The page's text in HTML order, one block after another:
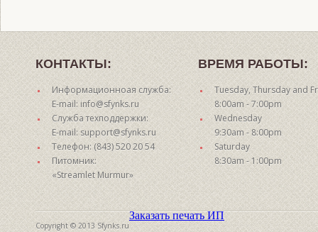
КОНТАКТЫ:
Информационноая служба:
E-mail: info@sfynks.ru
Служба техподдержки:
E-mail: support@sfynks.ru
Телефон: (843) 520 20 54
Питомник:
«Streamlet Murmur»
ВРЕМЯ РАБОТЫ:
Tuesday, Thursday and
8:00am - 7:00pm
Wednesday
9:30am - 8:00pm
Saturday
8:30am - 1:00pm
Copyright © 2013 Sfynks.ru
Заказать печать ИП